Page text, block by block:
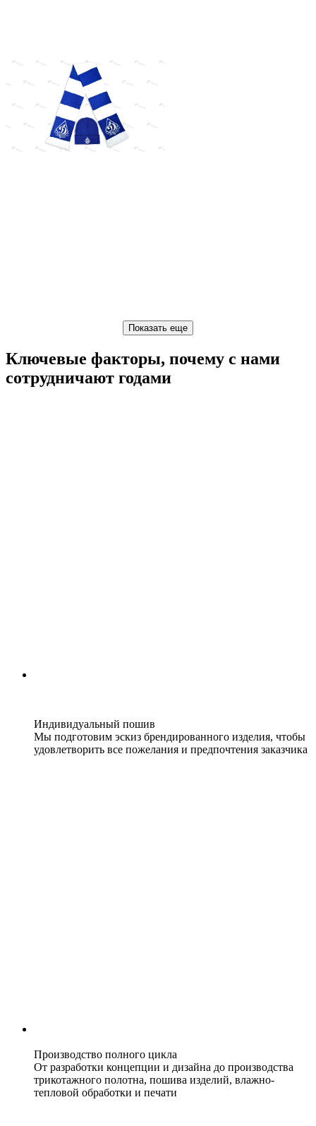
Ключевые факторы, почему с нами
сотрудничают годами
Индивидуальный пошив
Мы подготовим эскиз брендированного изделия, чтобы
удовлетворить все пожелания и предпочтения заказчика
Производство полного цикла
От разработки концепции и дизайна до производства
трикотажного полотна, пошива изделий, влажно-
тепловой обработки и печати